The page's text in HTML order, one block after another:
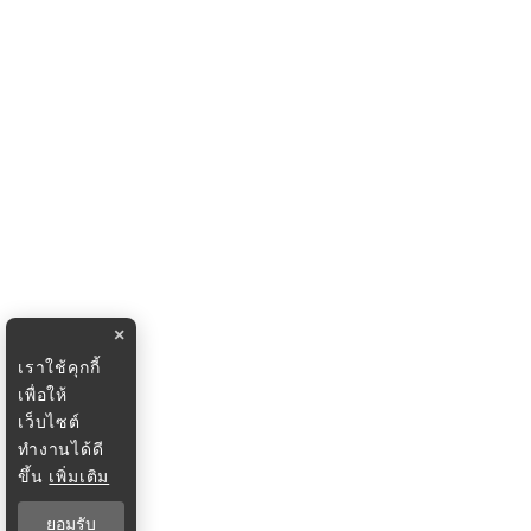
×
เราใช้คุกกี้
เพื่อให้
เว็บไซต์
ทำงานได้ดี
ขึ้น เพิ่มเติม
ยอมรับ